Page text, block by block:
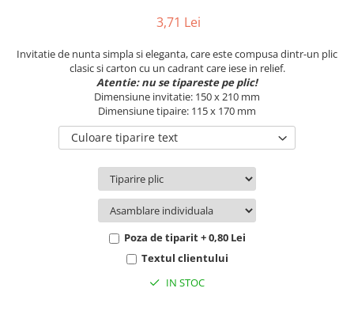
Sticle si borcane
Cutii flori mixte
Aranjamente tematice
2025 Craciun
2020 Craciun si Anul Nou
3,71 Lei
Invitatie de nunta simpla si eleganta, care este compusa dintr-un plic
clasic si carton cu un cadrant care iese in relief.
Atentie: nu se tipareste pe plic!
Dimensiune invitatie: 150 x 210 mm
Dimensiune tipaire: 115 x 170 mm
Culoare tiparire text
Poza de tiparit + 0,80 Lei
Textul clientului
IN STOC